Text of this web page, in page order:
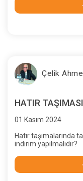
Çelik
HATIR
01 Kasım 2024
Hatır taşımalarında
indirim yapılmalıdır?